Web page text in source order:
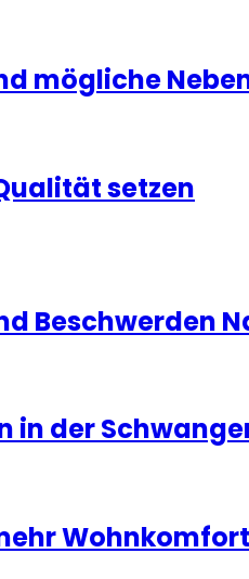
mögliche
setzen
Beschwerden
in der